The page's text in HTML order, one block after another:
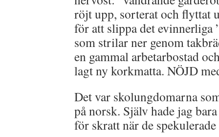
röjt upp, sorterat och flyttat
för att slippa det evinnerliga
som strilar ner genom
en gammal arbetarbostad
lagt ny korkmatta. NÖJD
Det var skolungdomarna
på norsk. Själv hade jag
för skratt när de